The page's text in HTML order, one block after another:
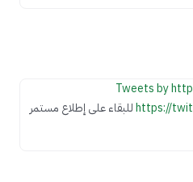
Tweets by
https://للبقاء على إطلاع مستمر